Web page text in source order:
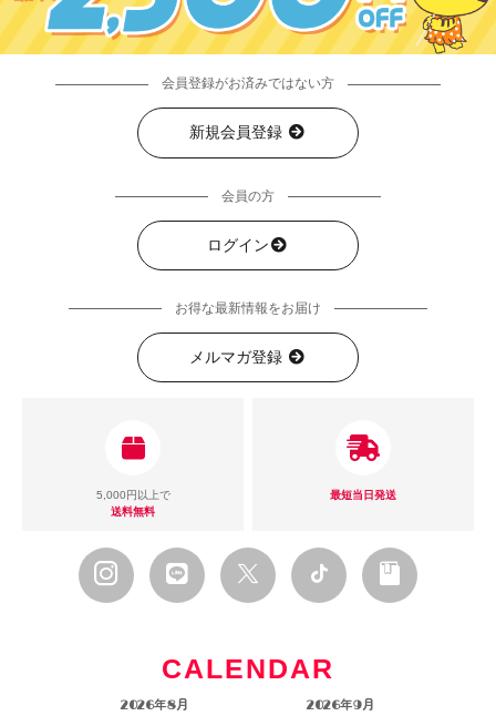
会員登録がお済みではない方
新規会員登録
会員の方
ログイン
お得な最新情報をお届け
メルマガ登録
5,000円以上で
送料無料
最短当日発送
CALENDAR
2026年8月 2026年9月